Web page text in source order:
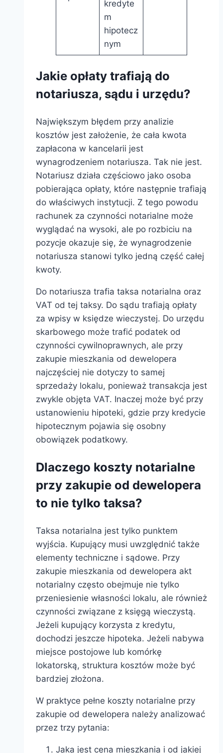
kredyte
m
hipotecz
nym
Jakie opłaty trafiają do
notariusza, sądu i urzędu?
Największym błędem przy analizie
kosztów jest założenie, że cała kwota
zapłacona w kancelarii jest
wynagrodzeniem notariusza. Tak nie jest.
Notariusz działa częściowo jako osoba
pobierająca opłaty, które następnie trafiają
do właściwych instytucji. Z tego powodu
rachunek za czynności notarialne może
wyglądać na wysoki, ale po rozbiciu na
pozycje okazuje się, że wynagrodzenie
notariusza stanowi tylko jedną część całej
kwoty.
Do notariusza trafia taksa notarialna oraz
VAT od tej taksy. Do sądu trafiają opłaty
za wpisy w księdze wieczystej. Do urzędu
skarbowego może trafić podatek od
czynności cywilnoprawnych, ale przy
zakupie mieszkania od dewelopera
najczęściej nie dotyczy to samej
sprzedaży lokalu, ponieważ transakcja jest
zwykle objęta VAT. Inaczej może być przy
ustanowieniu hipoteki, gdzie przy kredycie
hipotecznym pojawia się osobny
obowiązek podatkowy.
Dlaczego koszty notarialne
przy zakupie od dewelopera
to nie tylko taksa?
Taksa notarialna jest tylko punktem
wyjścia. Kupujący musi uwzględnić także
elementy techniczne i sądowe. Przy
zakupie mieszkania od dewelopera akt
notarialny często obejmuje nie tylko
przeniesienie własności lokalu, ale również
czynności związane z księgą wieczystą.
Jeżeli kupujący korzysta z kredytu,
dochodzi jeszcze hipoteka. Jeżeli nabywa
miejsce postojowe lub komórkę
lokatorską, struktura kosztów może być
bardziej złożona.
W praktyce pełne koszty notarialne przy
zakupie od dewelopera należy analizować
przez trzy pytania:
Jaka jest cena mieszkania i od jakiej